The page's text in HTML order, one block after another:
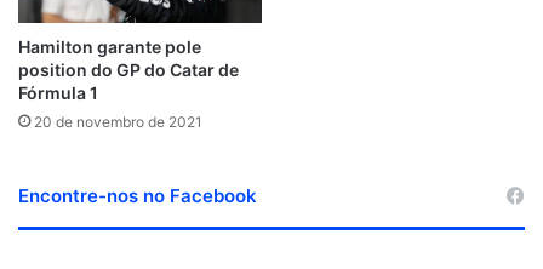
Hamilton garante pole
position do GP do Catar de
Fórmula 1
20 de novembro de 2021
Encontre-nos no Facebook